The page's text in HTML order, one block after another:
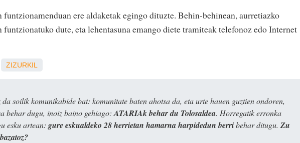
funtzionamenduan ere aldaketak egingo dituzte. Behin-behinean, aurretiazko
dute, eta lehentasuna emango diete tramiteak telefonoz edo Internet
ZIZURKIL
da soilik komunikabide bat: komunitate baten ahotsa da, eta urte hauen guztien ondoren,
behar dugu, inoiz baino gehiago: ATARIAk behar du Tolosaldea. Horregatik erronka
esku artean: gure eskualdeko 28 herrietan hamarna harpidedun berribehar ditugu. Zu